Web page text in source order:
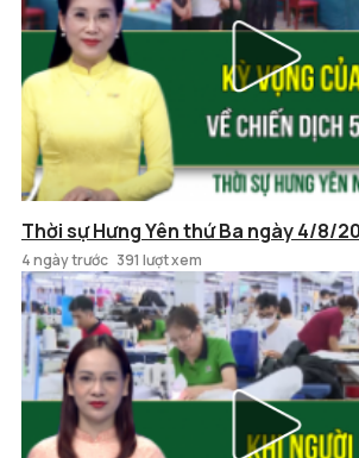
Thời sự Hưng Yên thứ Ba ngày 4/8/
4 ngày trước 391 lượt xem